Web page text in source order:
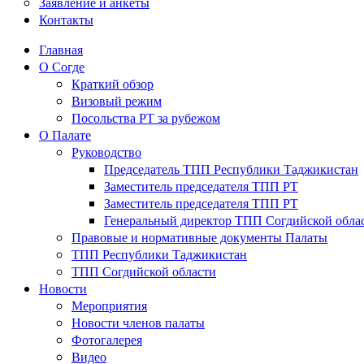
Контакты
Главная
О Согде
Краткий обзор
Визовый режим
Посольства РТ за рубежом
О Палате
Руководство
Председатель ТПП Республики Таджикистан
Заместитель председателя ТПП РТ
Заместитель председателя ТПП РТ
Генеральный директор ТПП Согдийской
Правовые и нормативные документы Палаты
ТПП Республики Таджикистан
ТПП Согдийской области
Новости
Мероприятия
Новости членов палаты
Фотогалерея
Видео